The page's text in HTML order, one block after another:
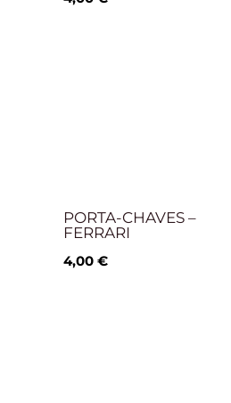
PORTA-CHAVES –
FERRARI
4,00 €